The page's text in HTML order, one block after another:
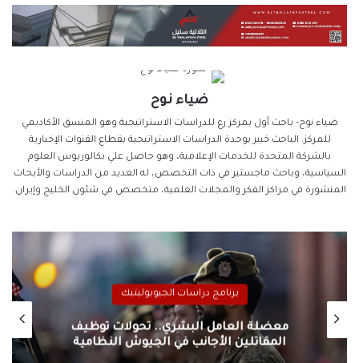
ضياء نوح
ضياء نوح- باحث أول بمركز رع للدراسات الاستراتيجية وهو المنسق الأكاديمي
للمركز. الباحث خبير بوحدة الدراسات الاستراتيجية بقطاع القنوات الإخبارية
بالشركة المتحدة للخدمات الإعلامية، وهو حاصل علي بكالوريوس العلوم
السياسية، وباحث ماجستير في ذات التخصص، له العديد من الدراسات والأبحاث
المنشورة في مراكز الفكر والمجلات العلمية، متخصص في شئون الخليج وإيران.
برنامج دراسات الجيوبوليتيك
معضلة العامل البشري.. تحولات توظيف
المقاتلين الأجانب في الجيوش النظامية